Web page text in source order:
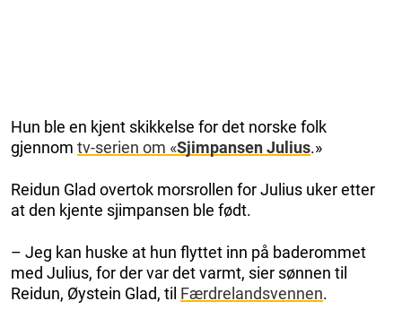
Hun ble en kjent skikkelse for det norske folk
gjennom tv-serien om «Sjimpansen Julius.»
Reidun Glad overtok morsrollen for Julius uker etter
at den kjente sjimpansen ble født.
– Jeg kan huske at hun flyttet inn på baderommet
med Julius, for der var det varmt, sier sønnen til
Reidun, Øystein Glad, til Færdrelandsvennen.